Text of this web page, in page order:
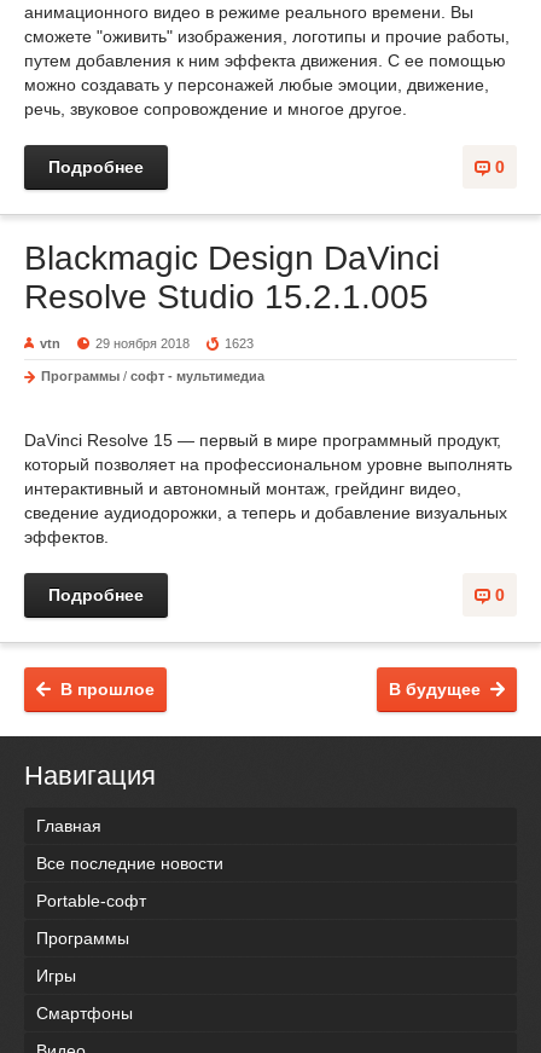
анимационного видео в режиме реального времени. Вы
сможете "оживить" изображения, логотипы и прочие работы,
путем добавления к ним эффекта движения. С ее помощью
можно создавать у персонажей любые эмоции, движение,
речь, звуковое сопровождение и многое другое.
0
Подробнее
Blackmagic Design DaVinci
Resolve Studio 15.2.1.005
vtn 29 ноября 2018 1623
Программы / софт - мультимедиа
DaVinci Resolve 15 — первый в мире программный продукт,
который позволяет на профессиональном уровне выполнять
интерактивный и автономный монтаж, грейдинг видео,
сведение аудиодорожки, а теперь и добавление визуальных
эффектов.
0
Подробнее
В будущее
В прошлое
Навигация
Главная
Все последние новости
Portable-софт
Программы
Игры
Смартфоны